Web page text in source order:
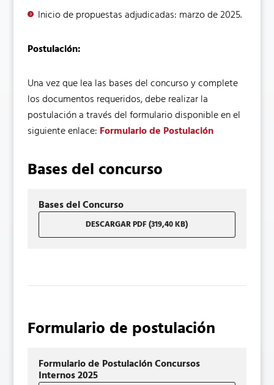
Inicio de propuestas adjudicadas: marzo de 2025.
Postulación:
Una vez que lea las bases del concurso y complete
los documentos requeridos, debe realizar la
postulación a través del formulario disponible en el
siguiente enlace: Formulario de Postulación
Bases del concurso
Bases del Concurso
DESCARGAR PDF (319,40 KB)
Formulario de postulación
Formulario de Postulación Concursos
Internos 2025